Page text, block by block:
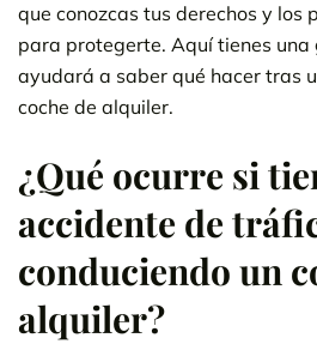
que conozcas tus derechos y los
para protegerte. Aquí tienes
ayudará a saber qué hacer tras
coche de alquiler.
¿Qué ocurre si
accidente de
conduciendo un
alquiler?